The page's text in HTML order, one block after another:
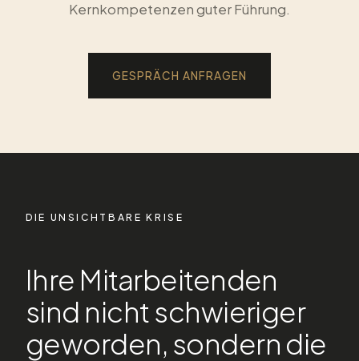
Kernkompetenzen guter Führung.
GESPRÄCH ANFRAGEN
DIE UNSICHTBARE KRISE
Ihre Mitarbeitenden
sind nicht schwieriger
geworden, sondern die